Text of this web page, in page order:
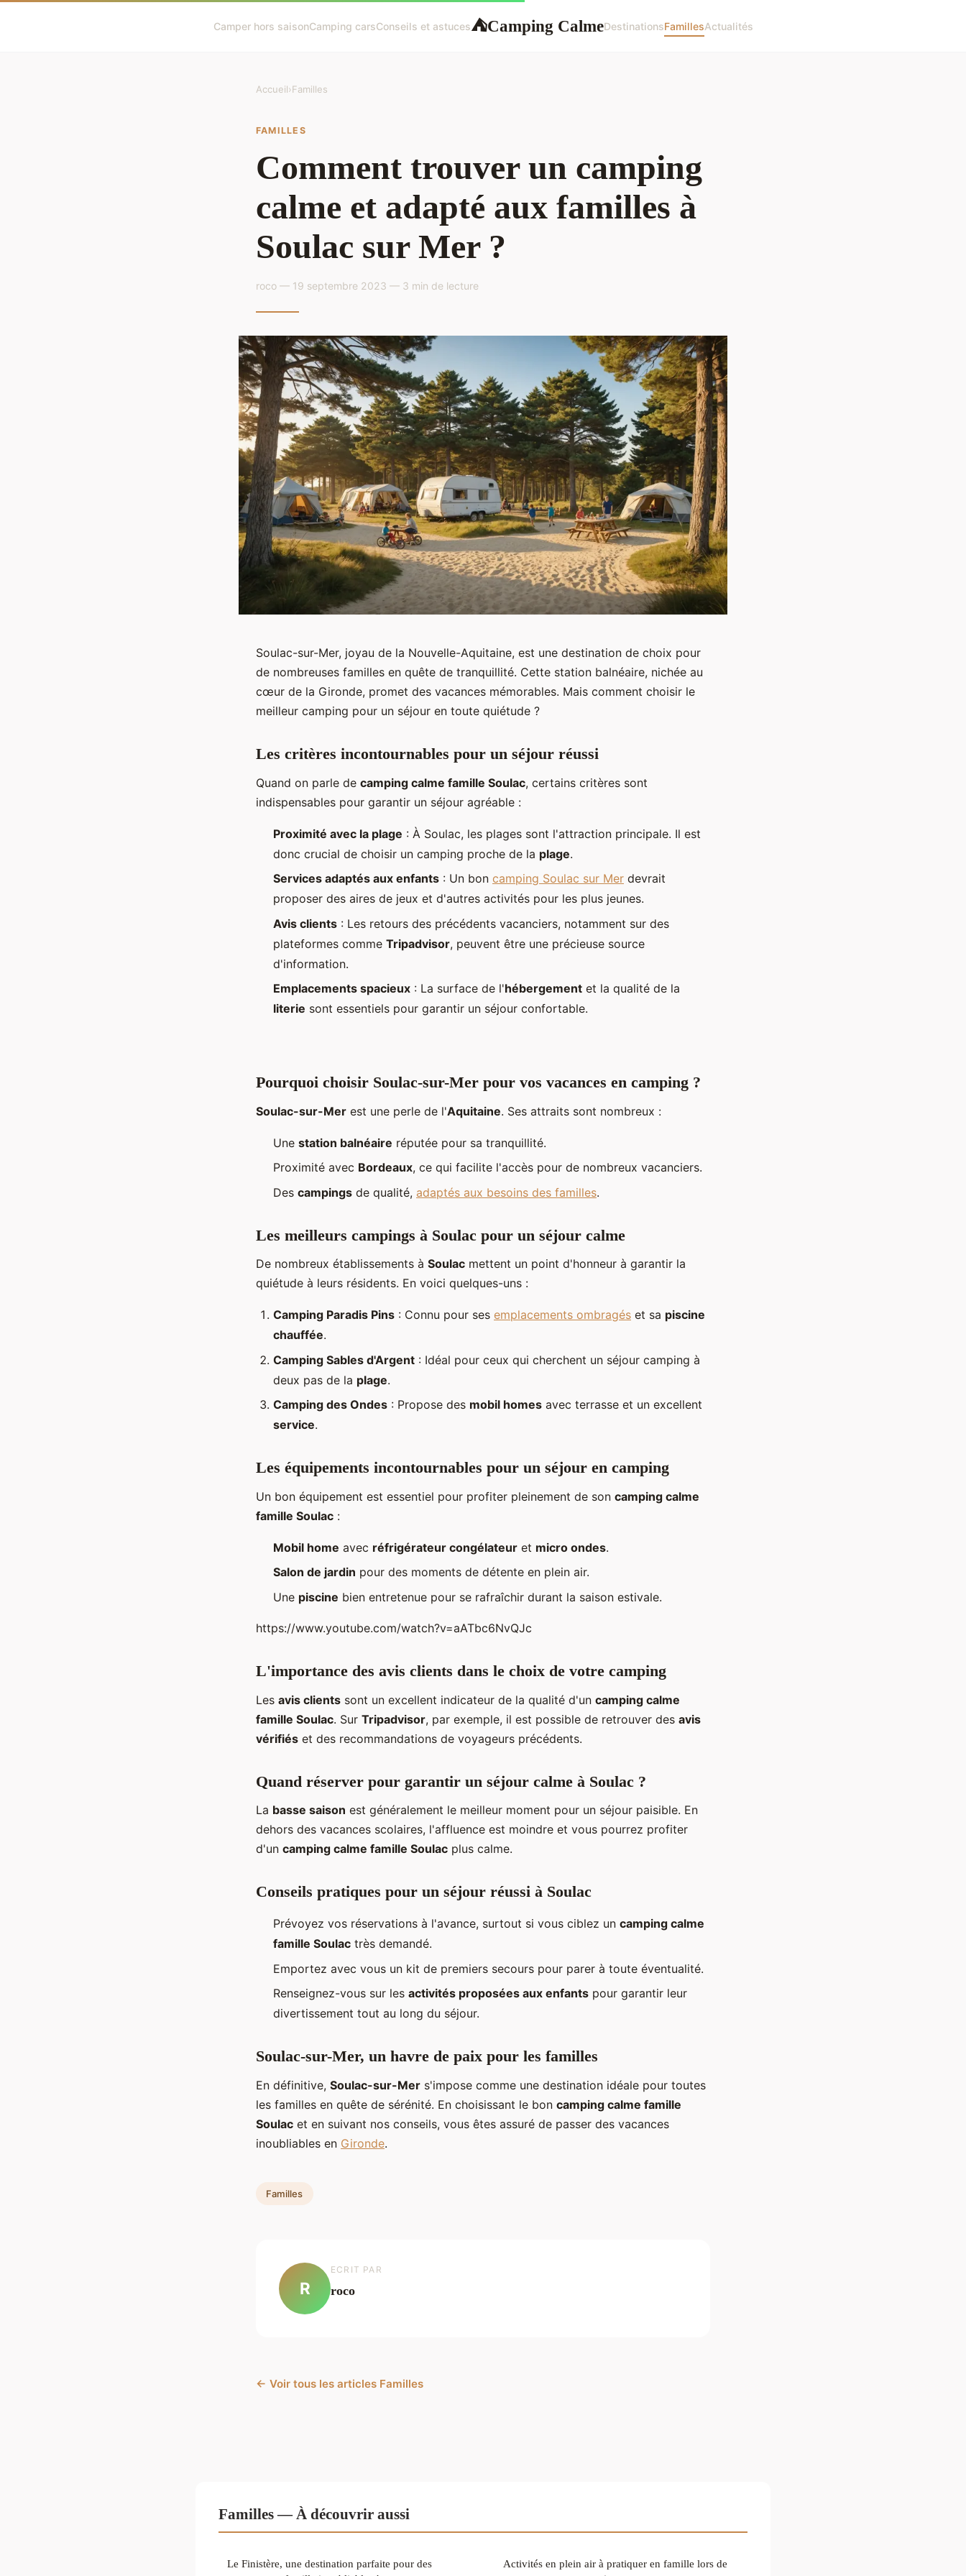
Camper hors saisonCamping carsConseils et astuces⛺Camping CalmeDestinationsFamillesActualités
Accueil›Familles
FAMILLES
Comment trouver un camping
calme et adapté aux familles à
Soulac sur Mer ?
roco — 19 septembre 2023 — 3 min de lecture
Soulac-sur-Mer, joyau de la Nouvelle-Aquitaine, est une destination de choix pour
de nombreuses familles en quête de tranquillité. Cette station balnéaire, nichée au
cœur de la Gironde, promet des vacances mémorables. Mais comment choisir le
meilleur camping pour un séjour en toute quiétude ?
Les critères incontournables pour un séjour réussi
Quand on parle de camping calme famille Soulac, certains critères sont
indispensables pour garantir un séjour agréable :
Proximité avec la plage : À Soulac, les plages sont l'attraction principale. Il est
donc crucial de choisir un camping proche de la plage.
Services adaptés aux enfants : Un bon camping Soulac sur Mer devrait
proposer des aires de jeux et d'autres activités pour les plus jeunes.
Avis clients : Les retours des précédents vacanciers, notamment sur des
plateformes comme Tripadvisor, peuvent être une précieuse source
d'information.
Emplacements spacieux : La surface de l'hébergement et la qualité de la
literie sont essentiels pour garantir un séjour confortable.
Pourquoi choisir Soulac-sur-Mer pour vos vacances en camping ?
Soulac-sur-Mer est une perle de l'Aquitaine. Ses attraits sont nombreux :
Une station balnéaire réputée pour sa tranquillité.
Proximité avec Bordeaux, ce qui facilite l'accès pour de nombreux vacanciers.
Des campings de qualité, adaptés aux besoins des familles.
Les meilleurs campings à Soulac pour un séjour calme
De nombreux établissements à Soulac mettent un point d'honneur à garantir la
quiétude à leurs résidents. En voici quelques-uns :
Camping Paradis Pins : Connu pour ses emplacements ombragés et sa piscine
chauffée.
Camping Sables d'Argent : Idéal pour ceux qui cherchent un séjour camping à
deux pas de la plage.
Camping des Ondes : Propose des mobil homes avec terrasse et un excellent
service.
Les équipements incontournables pour un séjour en camping
Un bon équipement est essentiel pour profiter pleinement de son camping calme
famille Soulac :
Mobil home avec réfrigérateur congélateur et micro ondes.
Salon de jardin pour des moments de détente en plein air.
Une piscine bien entretenue pour se rafraîchir durant la saison estivale.
https://www.youtube.com/watch?v=aATbc6NvQJc
L'importance des avis clients dans le choix de votre camping
Les avis clients sont un excellent indicateur de la qualité d'un camping calme
famille Soulac. Sur Tripadvisor, par exemple, il est possible de retrouver des avis
vérifiés et des recommandations de voyageurs précédents.
Quand réserver pour garantir un séjour calme à Soulac ?
La basse saison est généralement le meilleur moment pour un séjour paisible. En
dehors des vacances scolaires, l'affluence est moindre et vous pourrez profiter
d'un camping calme famille Soulac plus calme.
Conseils pratiques pour un séjour réussi à Soulac
Prévoyez vos réservations à l'avance, surtout si vous ciblez un camping calme
famille Soulac très demandé.
Emportez avec vous un kit de premiers secours pour parer à toute éventualité.
Renseignez-vous sur les activités proposées aux enfants pour garantir leur
divertissement tout au long du séjour.
Soulac-sur-Mer, un havre de paix pour les familles
En définitive, Soulac-sur-Mer s'impose comme une destination idéale pour toutes
les familles en quête de sérénité. En choisissant le bon camping calme famille
Soulac et en suivant nos conseils, vous êtes assuré de passer des vacances
inoubliables en Gironde.
Familles
R
ECRIT PAR
roco
← Voir tous les articles Familles
Familles — À découvrir aussi
Le Finistère, une destination parfaite pour des
Activités en plein air à pratiquer en famille lors de